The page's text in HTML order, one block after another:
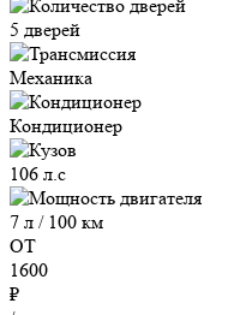
5 дверей
Механика
Кондиционер
106 л.с
7 л / 100 км
ОТ
1600
₽